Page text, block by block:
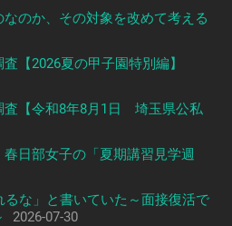
のか、その対象を改めて考える
【2026夏の甲子園特別編】
査【令和8年8月1日 埼玉県公私
日部女子の「夏期講習見学週
な」と書いていた～面接復活で
2026-07-30